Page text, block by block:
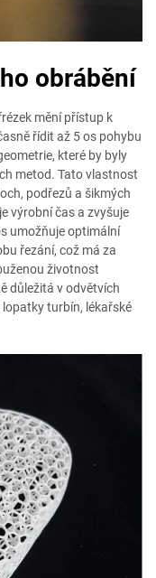
obrábění
mění přístup k
řídit až 5 os pohybu
které by byly
metod. Tato vlastnost
podřezů a šikmých
výrobní čas a zvyšuje
umožňuje optimální
řezání, což má za
životnost
důležitá v odvětvích
turbín, lékařské